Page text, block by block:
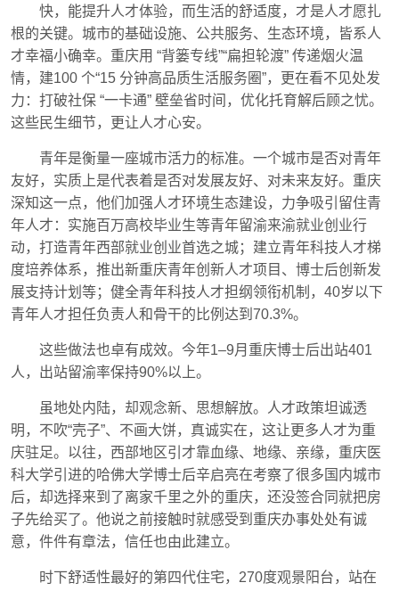
快，能提升人才体验，而生活的舒适度，才是人才愿扎
根的关键。城市的基础设施、公共服务、生态环境，皆系人
才幸福小确幸。重庆用 “背篓专线”“扁担轮渡” 传递烟火温
情，建100 个“15 分钟高品质生活服务圈”，更在看不见处发
力：打破社保 “一卡通” 壁垒省时间，优化托育解后顾之忧。
这些民生细节，更让人才心安。
青年是衡量一座城市活力的标准。一个城市是否对青年
友好，实质上是代表着是否对发展友好、对未来友好。重庆
深知这一点，他们加强人才环境生态建设，力争吸引留住青
年人才：实施百万高校毕业生等青年留渝来渝就业创业行
动，打造青年西部就业创业首选之城；建立青年科技人才梯
度培养体系，推出新重庆青年创新人才项目、博士后创新发
展支持计划等；健全青年科技人才担纲领衔机制，40岁以下
青年人才担任负责人和骨干的比例达到70.3%。
这些做法也卓有成效。今年1–9月重庆博士后出站401
人，出站留渝率保持90%以上。
虽地处内陆，却观念新、思想解放。人才政策坦诚透
明，不吹“壳子”、不画大饼，真诚实在，这让更多人才为重
庆驻足。以往，西部地区引才靠血缘、地缘、亲缘，重庆医
科大学引进的哈佛大学博士后辛启亮在考察了很多国内城市
后，却选择来到了离家千里之外的重庆，还没签合同就把房
子先给买了。他说之前接触时就感受到重庆办事处处有诚
意，件件有章法，信任也由此建立。
时下舒适性最好的第四代住宅，270度观景阳台，站在